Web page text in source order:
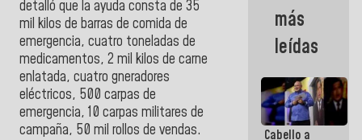
detalló que la ayuda consta de 35
mil kilos de barras de comida de
emergencia, cuatro toneladas de
medicamentos, 2 mil kilos de carne
enlatada, cuatro gneradores
eléctricos, 500 carpas de
emergencia, 10 carpas militares de
campaña, 50 mil rollos de vendas.
afectados
por
terremotos
más
leídas
Cabello a